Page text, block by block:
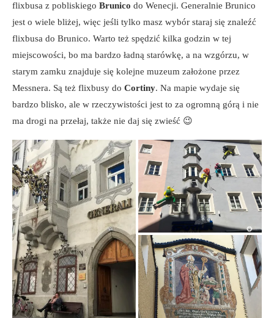
flixbusa z pobliskiego Brunico do Wenecji. Generalnie Brunico
jest o wiele bliżej, więc jeśli tylko masz wybór staraj się znaleźć
flixbusa do Brunico. Warto też spędzić kilka godzin w tej
miejscowości, bo ma bardzo ładną starówkę, a na wzgórzu, w
starym zamku znajduje się kolejne muzeum założone przez
Messnera. Są też flixbusy do Cortiny. Na mapie wydaje się
bardzo blisko, ale w rzeczywistości jest to za ogromną górą i nie
ma drogi na przełaj, także nie daj się zwieść 😉